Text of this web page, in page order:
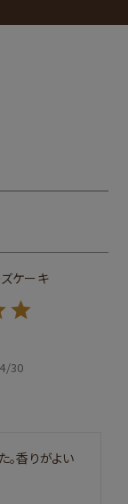
ケーキ
30
香りがよい